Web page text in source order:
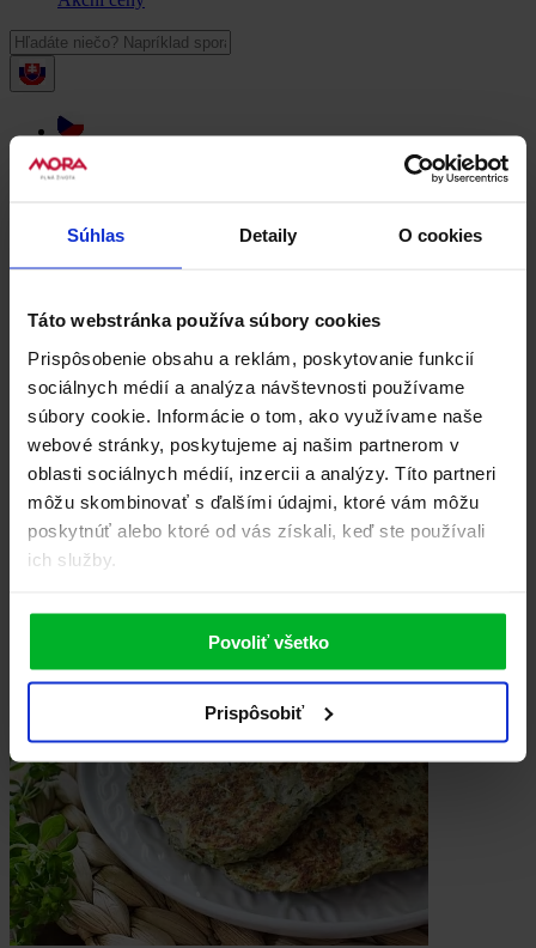
Súhlas Detaily O cookies
Táto webstránka používa súbory cookies
Prispôsobenie obsahu a reklám, poskytovanie funkcií
sociálnych médií a analýza návštevnosti používame
súbory cookie. Informácie o tom, ako využívame naše
webové stránky, poskytujeme aj našim partnerom v
oblasti sociálnych médií, inzercii a analýzy. Títo partneri
môžu skombinovať s ďalšími údajmi, ktoré vám môžu
poskytnúť alebo ktoré od vás získali, keď ste používali
ich služby.
Povoliť všetko
Prispôsobiť
Úvod
Zemiaky
Zemiakové placky
Zemiakové placky
Odporúčané Najlepšie hodnotené
Najnovšie
Najnavštevovanejšie
Najrýchlejší Videorecepty